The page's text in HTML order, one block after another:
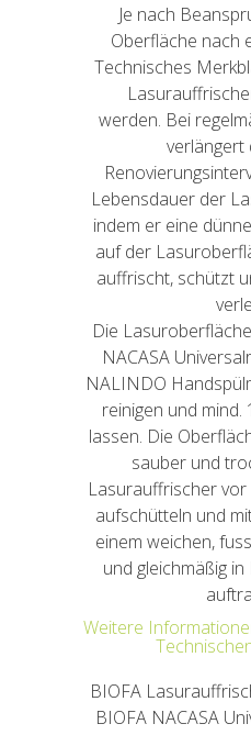
Je nach
Oberfläche nach
Technisches
werden. Bei
verlängert
Lebensdauer der
indem er eine
auf der
auffrischt, schützt
Die
NACASA
NALINDO
reinigen und
lassen. Die
sauber und
Lasurauffrischer
aufschütteln und
einem weichen,
und gleichmäßig
Weitere
BIOFA
BIOFA NACASA